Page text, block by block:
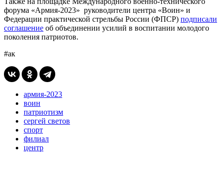
форума «Армия-2023» руководители центра «Воин» и
Федерации практической стрельбы России (ФПСР) подписали
соглашение об объединении усилий в воспитании молодого
поколения патриотов.
#ак
армия-2023
воин
патриотизм
сергей светов
спорт
филиал
центр